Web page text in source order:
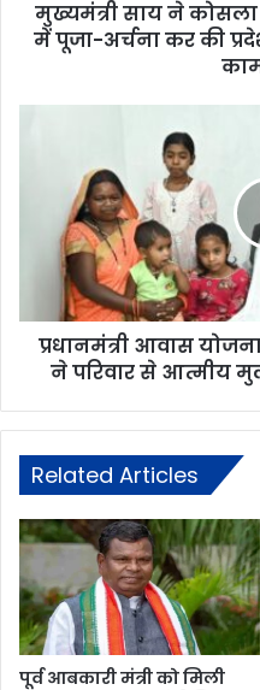
मुख्यमंत्री साय ने
में पूजा-अर्चना कर की
प्रधानमंत्री आवास
ने परिवार से आत्मीय
Related Articles
पूर्व आबकारी मंत्री को मिली